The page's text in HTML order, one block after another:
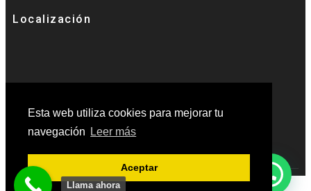
Esta web utiliza cookies para mejorar tu
navegación
Leer más
Aceptar
Localización
Llama ahora